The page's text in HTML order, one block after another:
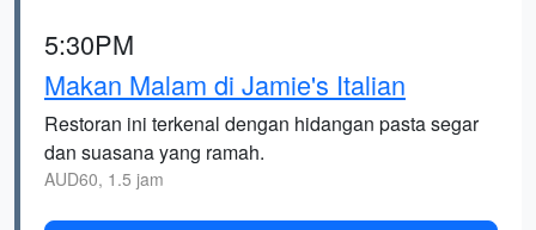
5:30PM
Makan Malam di Jamie's Italian
Restoran ini terkenal dengan hidangan pasta segar
dan suasana yang ramah.
AUD60, 1.5 jam